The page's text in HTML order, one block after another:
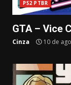
PS2 PTBR
GTA – Vice
Cinza 10 de